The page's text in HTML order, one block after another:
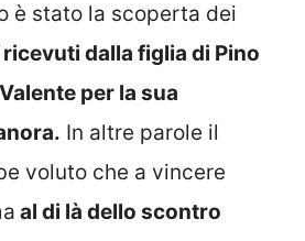
è stato la scoperta dei
dalla figlia di Pino
per la sua
In altre parole il
voluto che a vincere
al di là dello scontro